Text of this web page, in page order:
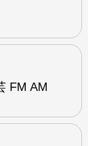
FM AM